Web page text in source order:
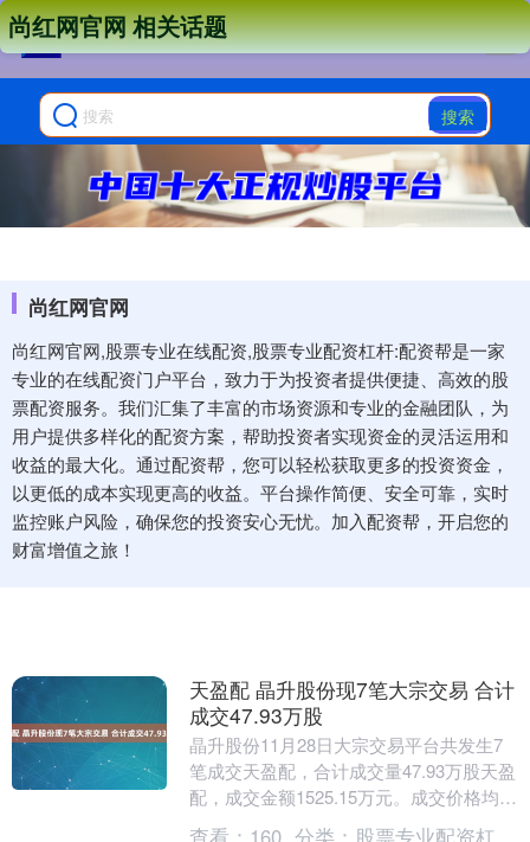
搜索
尚红网官网
尚红网官网,股票专业在线配资,股票专业配资杠杆:配资帮是一家
专业的在线配资门户平台，致力于为投资者提供便捷、高效的股
票配资服务。我们汇集了丰富的市场资源和专业的金融团队，为
用户提供多样化的配资方案，帮助投资者实现资金的灵活运用和
收益的最大化。通过配资帮，您可以轻松获取更多的投资资金，
以更低的成本实现更高的收益。平台操作简便、安全可靠，实时
监控账户风险，确保您的投资安心无忧。加入配资帮，开启您的
财富增值之旅！
尚红网官网 相关话题
天盈配 晶升股份现7笔大宗交易 合计
成交47.93万股
晶升股份11月28日大宗交易平台共发生7
笔成交天盈配，合计成交量47.93万股天盈
配，成交金额1525.15万元。成交价格均为
31.82元，相对今日收盘价折价1....
查看： 160 分类： 股票专业配资杠